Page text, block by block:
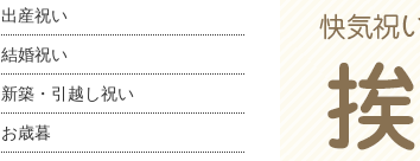
出産祝い
結婚祝い
新築・引越し祝い
お歳暮